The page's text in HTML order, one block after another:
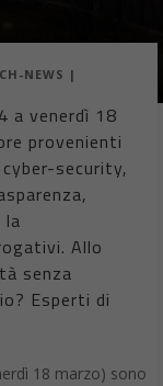
NEWS |
a venerdì 18
provenienti
security,
la
Allo
senza
Esperti di
18 marzo) sono